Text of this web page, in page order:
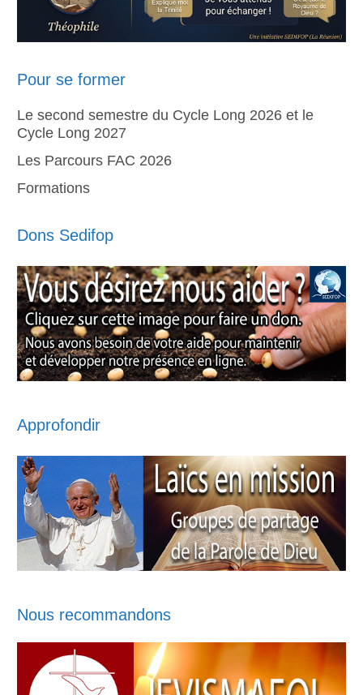
Pour se former
Le second semestre du Cycle Long 2026 et le
Cycle Long 2027
Les Parcours FAC 2026
Formations
Dons Sedifop
Approfondir
Nous recommandons